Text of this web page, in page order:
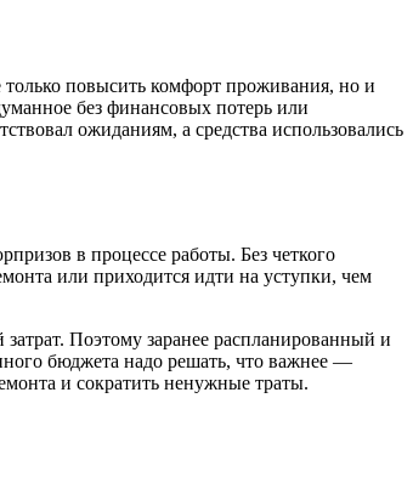
повысить комфорт проживания, но и
без финансовых потерь или
ожиданиям, а средства использовались
в процессе работы. Без четкого
или приходится идти на уступки, чем
Поэтому заранее распланированный и
бюджета надо решать, что важнее —
и сократить ненужные траты.